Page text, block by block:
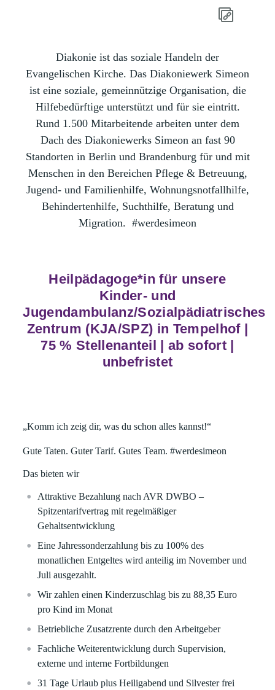
Diakonie ist das soziale Handeln der
Evangelischen Kirche. Das Diakoniewerk Simeon
ist eine soziale, gemeinnützige Organisation, die
Hilfebedürftige unterstützt und für sie eintritt.
Rund 1.500 Mitarbeitende arbeiten unter dem
Dach des Diakoniewerks Simeon an fast 90
Standorten in Berlin und Brandenburg für und mit
Menschen in den Bereichen Pflege & Betreuung,
Jugend- und Familienhilfe, Wohnungsnotfallhilfe,
Behindertenhilfe, Suchthilfe, Beratung und
Migration. #werdesimeon
Heilpädagoge*in für unsere
Kinder- und
Jugendambulanz/Sozialpädiatrisches
Zentrum (KJA/SPZ) in Tempelhof |
75 % Stellenanteil | ab sofort |
unbefristet
„Komm ich zeig dir, was du schon alles kannst!“
Gute Taten. Guter Tarif. Gutes Team.#werdesimeon
Das bieten wir
Attraktive Bezahlung nach AVR DWBO –
Spitzentarifvertrag mit regelmäßiger
Gehaltsentwicklung
Eine Jahressonderzahlung bis zu 100% des
monatlichen Entgeltes wird anteilig im November und
Juli ausgezahlt.
Wir zahlen einen Kinderzuschlag bis zu 88,35 Euro
pro Kind im Monat
Betriebliche Zusatzrente durch den Arbeitgeber
Fachliche Weiterentwicklung durch Supervision,
externe und interne Fortbildungen
31 Tage Urlaub plus Heiligabend und Silvester frei